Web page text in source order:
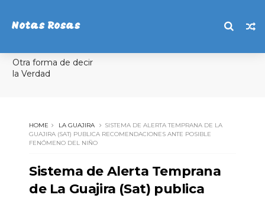
Notas Rosas
Otra forma de decir
la Verdad
HOME LA GUAJIRA
SISTEMA DE ALERTA TEMPRANA DE LA
GUAJIRA (SAT) PUBLICA RECOMENDACIONES ANTE POSIBLE
FENÓMENO DEL NIÑO
Sistema de Alerta Temprana
de La Guajira (Sat) publica